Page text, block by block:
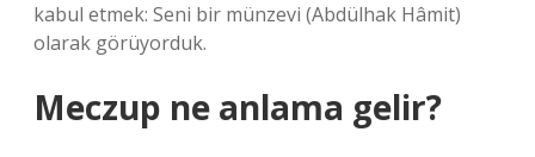
kabul etmek: Seni bir münzevi (Abdülhak Hâmit)
olarak görüyorduk.
Meczup ne anlama gelir?